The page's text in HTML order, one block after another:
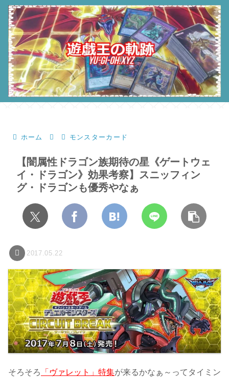
ホーム モンスターカード
【闇属性ドラゴン族期待の星《ゲートウェ
イ・ドラゴン》効果考察】スニッフィン
グ・ドラゴンも優秀やなぁ
2017.05.22
そろそろ 「ヴァレット」特集が来るかなぁ～ってタイミン